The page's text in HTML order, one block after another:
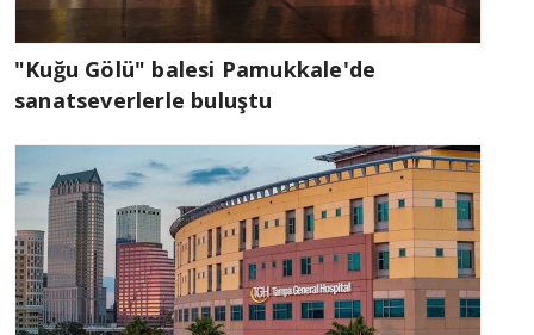
"Kuğu Gölü" balesi Pamukkale'de
sanatseverlerle buluştu